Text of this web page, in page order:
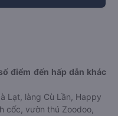
điểm đến hấp dẫn khác
Lạt, làng Cù Lần, Happy
cốc, vườn thú Zoodoo,